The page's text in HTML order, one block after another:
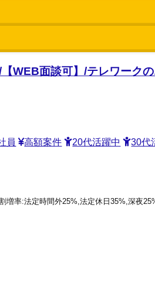
WEB面談可】/テレワークの
員 高額案件 20代活躍中 30代
率:法定時間外25%,法定休日35%,深夜